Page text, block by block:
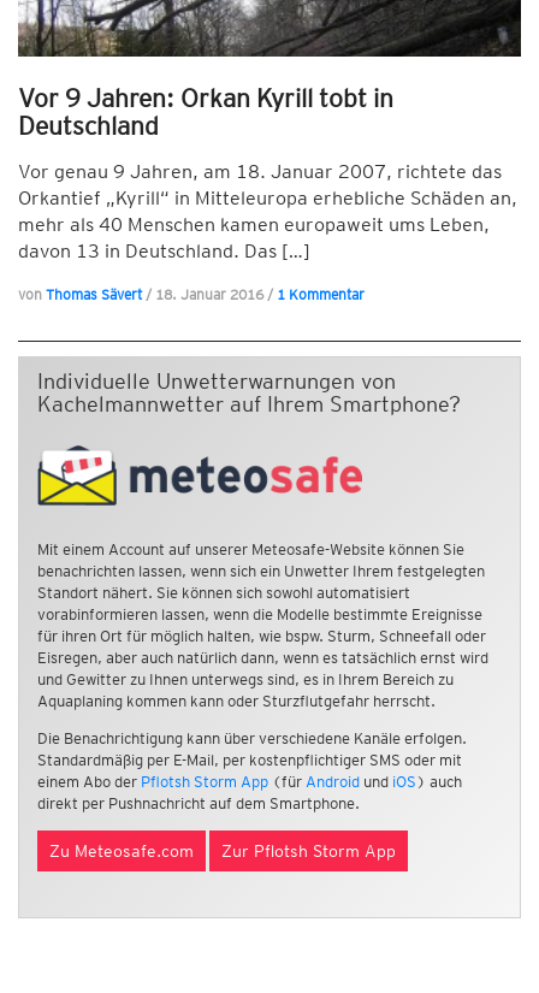
Vor 9 Jahren: Orkan Kyrill tobt in
Deutschland
Vor genau 9 Jahren, am 18. Januar 2007, richtete das
Orkantief „Kyrill“ in Mitteleuropa erhebliche Schäden an,
mehr als 40 Menschen kamen europaweit ums Leben,
davon 13 in Deutschland. Das […]
von Thomas Sävert / 18. Januar 2016/ 1 Kommentar
Individuelle Unwetterwarnungen von
Kachelmannwetter auf Ihrem Smartphone?
Mit einem Account auf unserer Meteosafe-Website können Sie
benachrichten lassen, wenn sich ein Unwetter Ihrem festgelegten
Standort nähert. Sie können sich sowohl automatisiert
vorabinformieren lassen, wenn die Modelle bestimmte Ereignisse
für ihren Ort für möglich halten, wie bspw. Sturm, Schneefall oder
Eisregen, aber auch natürlich dann, wenn es tatsächlich ernst wird
und Gewitter zu Ihnen unterwegs sind, es in Ihrem Bereich zu
Aquaplaning kommen kann oder Sturzflutgefahr herrscht.
Die Benachrichtigung kann über verschiedene Kanäle erfolgen.
Standardmäßig per E-Mail, per kostenpflichtiger SMS oder mit
einem Abo der Pflotsh Storm App (für Android und iOS ) auch
direkt per Pushnachricht auf dem Smartphone.
Zu Meteosafe.com Zur Pflotsh Storm App